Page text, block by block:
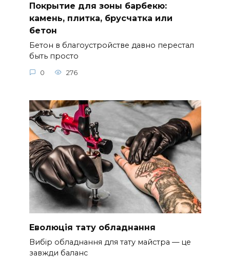
Покрытие для зоны барбекю:
камень, плитка, брусчатка или
бетон
Бетон в благоустройстве давно перестал
быть просто
0 276
Еволюція тату обладнання
Вибір обладнання для тату майстра — це
завжди баланс